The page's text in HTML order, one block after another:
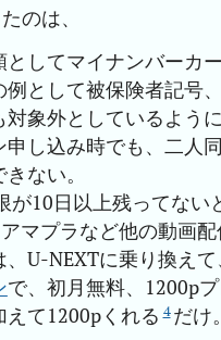
のは、
としてマイナンバーカ
例として被保険者記号
象外としているよう
申し込み時でも、二人
ない。
が10日以上残ってない
マプラなど他の動画
、U-NEXTに乗り換え
で、初月無料、1200p
えて1200pくれる 4だけ